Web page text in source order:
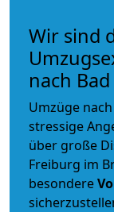
Wir sind
nach
Umzüge
stressige
über große
Freiburg im
besondere